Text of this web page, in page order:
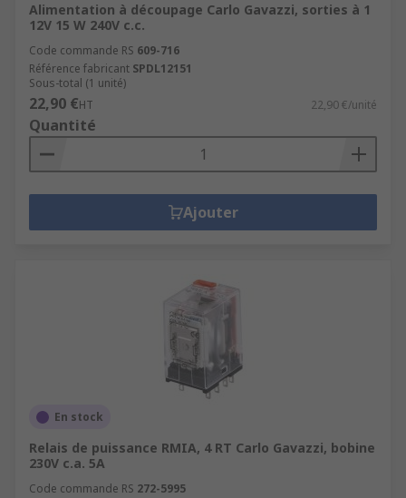
Alimentation à découpage Carlo Gavazzi, sorties à 1
12V 15 W 240V c.c.
Code commande RS 609-716
Référence fabricant SPDL12151
Sous-total (1 unité)
22,90 €HT 22,90 €/unité
Quantité
Ajouter
En stock
Relais de puissance RMIA, 4 RT Carlo Gavazzi, bobine
230V c.a. 5A
Code commande RS 272-5995